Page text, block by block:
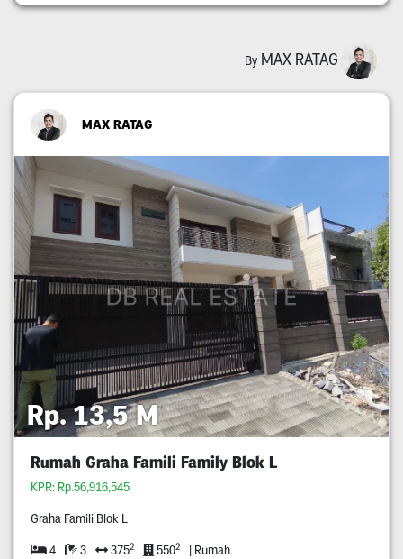
By MAX RATAG
MAX RATAG
Rp. 13,5 M
Rumah Graha Famili Family Blok L
KPR: Rp.56,916,545
Graha Famili Blok L
4 3 3752 5502 | Rumah